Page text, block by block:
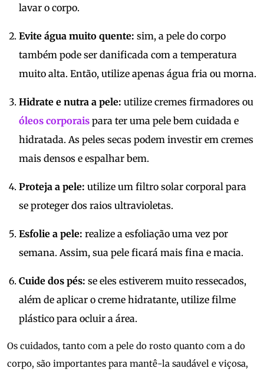
lavar o corpo.
Evite água muito quente: sim, a pele do corpo
também pode ser danificada com a temperatura
muito alta. Então, utilize apenas água fria ou morna.
Hidrate e nutra a pele: utilize cremes firmadores ou
óleos corporais para ter uma pele bem cuidada e
hidratada. As peles secas podem investir em cremes
mais densos e espalhar bem.
Proteja a pele: utilize um filtro solar corporal para
se proteger dos raios ultravioletas.
Esfolie a pele: realize a esfoliação uma vez por
semana. Assim, sua pele ficará mais fina e macia.
Cuide dos pés: se eles estiverem muito ressecados,
além de aplicar o creme hidratante, utilize filme
plástico para ocluir a área.
Os cuidados, tanto com a pele do rosto quanto com a do
corpo, são importantes para mantê-la saudável e viçosa,